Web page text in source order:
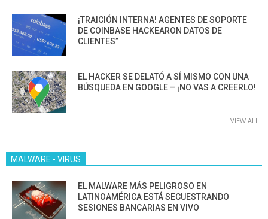
¡TRAICIÓN INTERNA! AGENTES DE SOPORTE
DE COINBASE HACKEARON DATOS DE
CLIENTES”
EL HACKER SE DELATÓ A SÍ MISMO CON UNA
BÚSQUEDA EN GOOGLE – ¡NO VAS A CREERLO!
VIEW ALL
MALWARE - VIRUS
EL MALWARE MÁS PELIGROSO EN
LATINOAMÉRICA ESTÁ SECUESTRANDO
SESIONES BANCARIAS EN VIVO